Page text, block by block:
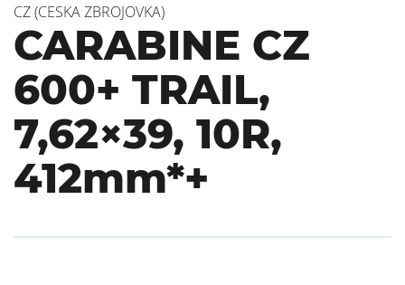
CZ (CESKA ZBROJOVKA)
CARABINE CZ
600+ TRAIL,
7,62×39, 10R,
412mm*+